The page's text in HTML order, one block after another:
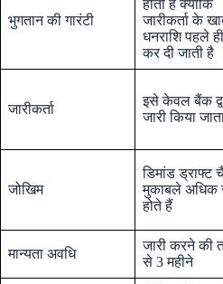
भुगतान की गारंटी
होती है क्योंकि
जारीकर्ता के
धनराशि पहले
कर दी जाती है
जारीकर्ता
इसे केवल बैंक
जारी किया
जोखिम
डिमांड
मुकाबले अधिक
होते हैं
मान्यता अवधि
जारी करने की
से 3 महीने